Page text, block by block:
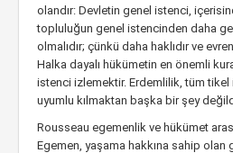
olandır: Devletin genel istenci,
topluluğun genel istencinden daha
olmalıdır; çünkü daha haklıdır ve
Halka dayalı hükümetin en önemli
istenci izlemektir. Erdemlilik, tüm
uyumlu kılmaktan başka bir şey
Rousseau egemenlik ve hükümet
Egemen, yaşama hakkına sahip olan